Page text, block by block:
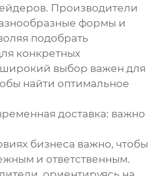
Производители
формы и
подобрать
конкретных
широкий выбор важен для
найти оптимальное
доставка: важно
бизнеса важно, чтобы
и ответственным.